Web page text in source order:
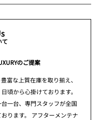
て
のご提案
富な上質在庫を取り揃え、
頃から心掛けております。
一台、専門スタッフが全国
ります。 アフターメンテナ